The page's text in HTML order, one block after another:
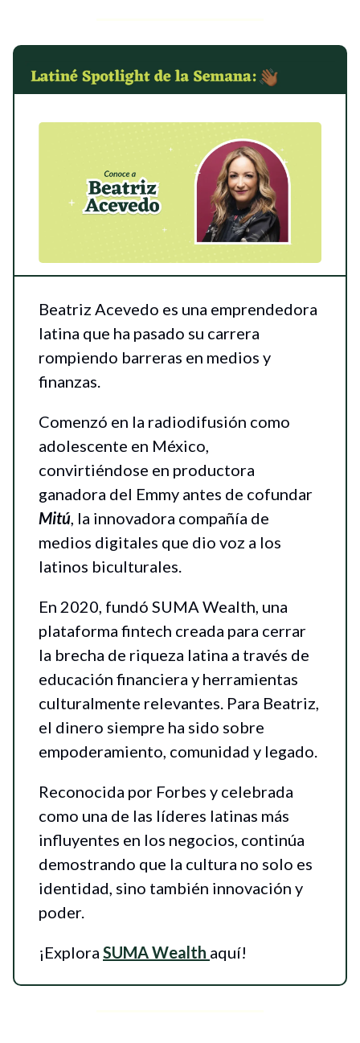
Beatriz Acevedo es una emprendedora
latina que ha pasado su carrera
rompiendo barreras en medios y
finanzas.
Comenzó en la radiodifusión como
adolescente en México,
convirtiéndose en productora
ganadora del Emmy antes de cofundar
Mitú, la innovadora compañía de
medios digitales que dio voz a los
latinos biculturales.
En 2020, fundó SUMA Wealth, una
plataforma fintech creada para cerrar
la brecha de riqueza latina a través de
educación financiera y herramientas
culturalmente relevantes. Para Beatriz,
el dinero siempre ha sido sobre
empoderamiento, comunidad y legado.
Reconocida por Forbes y celebrada
como una de las líderes latinas más
influyentes en los negocios, continúa
demostrando que la cultura no solo es
identidad, sino también innovación y
poder.
¡Explora SUMA Wealth aquí!